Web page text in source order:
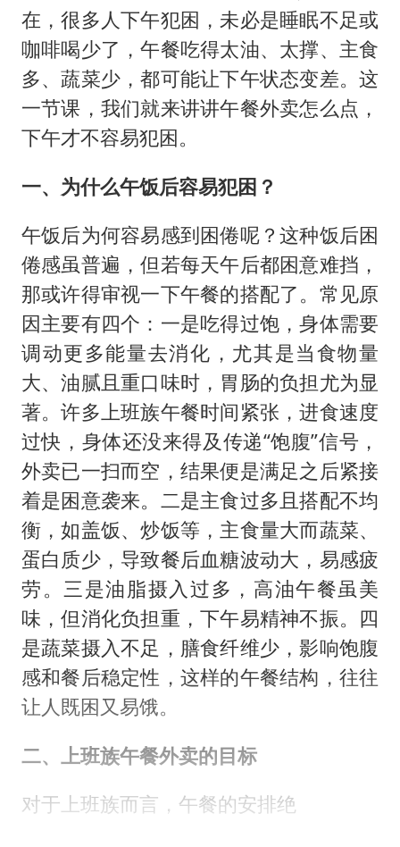
在，很多人下午犯困，未必是睡眠不足或
咖啡喝少了，午餐吃得太油、太撑、主食
多、蔬菜少，都可能让下午状态变差。这
一节课，我们就来讲讲午餐外卖怎么点，
下午才不容易犯困。
一、为什么午饭后容易犯困？
午饭后为何容易感到困倦呢？这种饭后困
倦感虽普遍，但若每天午后都困意难挡，
那或许得审视一下午餐的搭配了。常见原
因主要有四个：一是吃得过饱，身体需要
调动更多能量去消化，尤其是当食物量
大、油腻且重口味时，胃肠的负担尤为显
著。许多上班族午餐时间紧张，进食速度
过快，身体还没来得及传递“饱腹”信号，
外卖已一扫而空，结果便是满足之后紧接
着是困意袭来。二是主食过多且搭配不均
衡，如盖饭、炒饭等，主食量大而蔬菜、
蛋白质少，导致餐后血糖波动大，易感疲
劳。三是油脂摄入过多，高油午餐虽美
味，但消化负担重，下午易精神不振。四
是蔬菜摄入不足，膳食纤维少，影响饱腹
感和餐后稳定性，这样的午餐结构，往往
让人既困又易饿。
二、上班族午餐外卖的目标
对于上班族而言，午餐的安排绝